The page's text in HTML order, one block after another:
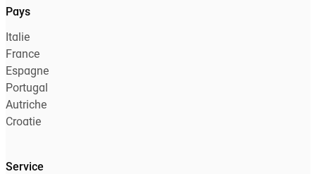
Pays
Italie
France
Espagne
Portugal
Autriche
Croatie
Service